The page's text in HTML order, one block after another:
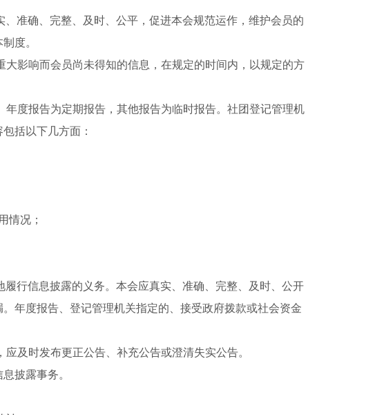
准确、完整、及时、公平，促进本会规范运作，维护会员的
度。
影响而会员尚未得知的信息，在规定的时间内，以规定的方
度报告为定期报告，其他报告为临时报告。社团登记管理机
括以下几方面：
情况；
行信息披露的义务。本会应真实、准确、完整、及时、公开
年度报告、登记管理机关指定的、接受政府拨款或社会资金
及时发布更正公告、补充公告或澄清失实公告。
披露事务。